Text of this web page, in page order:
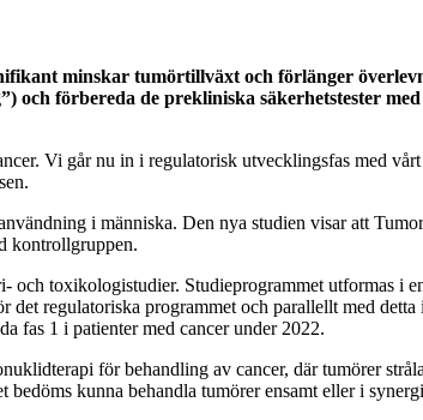
minskar tumörtillväxt och förlänger
förbereda de prekliniska säkerhetstester
Vi går nu in i regulatorisk utvecklingsfas med
i människa. Den nya studien visar att
kontrollgruppen.
toxikologistudier. Studieprogrammet utformas
regulatoriska programmet och parallellt med
fas 1 i patienter med cancer under 2022.
för behandling av cancer, där tumörer
kunna behandla tumörer ensamt eller i